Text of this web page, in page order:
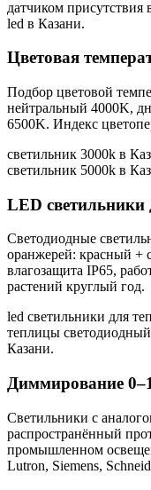
датчиком присутствия
led в Казани.
Цветовая
Подбор цветовой
нейтральный 4000K,
6500K. Индекс
светильник 3000k в
светильник 5000k в
LED светильники
Светодиодные
оранжерей: красный +
влагозащита IP65,
растений круглый год.
led светильники для
теплицы
Казани.
Диммирование
Светильники с
распространённый
промышленном
Lutron, Siemens,